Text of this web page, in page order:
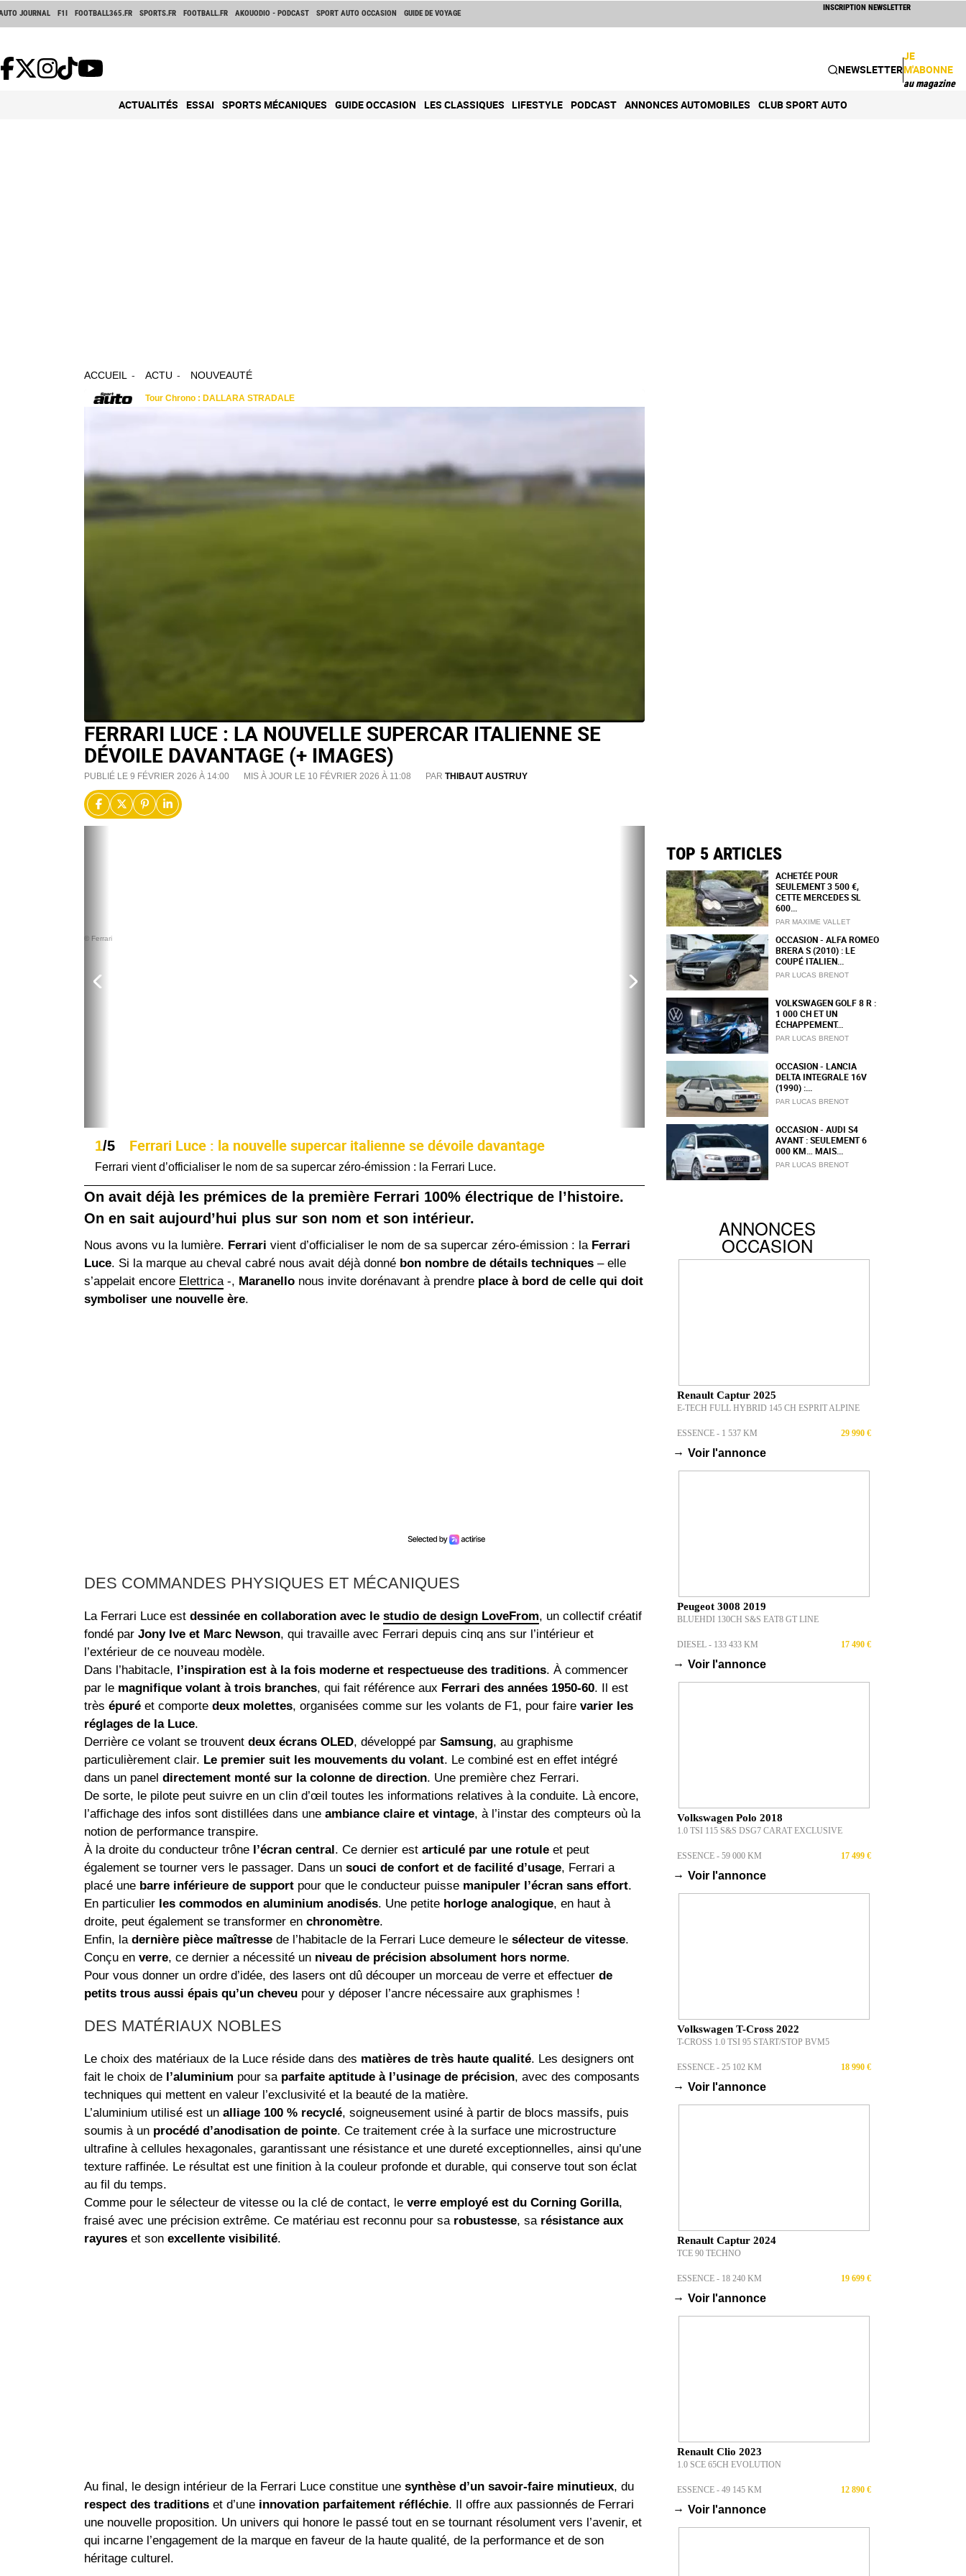
JOURNAL F1I FOOTBALL365.FR SPORTS.FR FOOTBALL.FR AKOUODIO - PODCAST SPORT AUTO OCCASION GUIDE DE VOYAGE
INSCRIPTION NEWSLETTER
NEWSLETTER
JE
M'ABONNE
au magazine
ACTUALITÉS ESSAI SPORTS MÉCANIQUES GUIDE OCCASION LES CLASSIQUES LIFESTYLE PODCAST ANNONCES AUTOMOBILES CLUB SPORT AUTO
ACCUEIL ACTU NOUVEAUTÉ
FERRARI LUCE : LA NOUVELLE SUPERCAR ITALIENNE SE
DÉVOILE DAVANTAGE (+ IMAGES)
PUBLIÉ LE 9 FÉVRIER 2026 À 14:00 MIS À JOUR LE 10 FÉVRIER 2026 À 11:08 PAR THIBAUT AUSTRUY
© Ferrari
1/5 Ferrari Luce : la nouvelle supercar italienne se dévoile davantage
Ferrari vient d’officialiser le nom de sa supercar zéro-émission : la Ferrari Luce.
On avait déjà les prémices de la première Ferrari 100% électrique de l’histoire.
On en sait aujourd’hui plus sur son nom et son intérieur.
Nous avons vu la lumière. Ferrari vient d’officialiser le nom de sa supercar zéro-émission : la Ferrari
Luce. Si la marque au cheval cabré nous avait déjà donné bon nombre de détails techniques – elle
s’appelait encore Elettrica -, Maranello nous invite dorénavant à prendre place à bord de celle qui doit
symboliser une nouvelle ère.
DES COMMANDES PHYSIQUES ET MÉCANIQUES
La Ferrari Luce est dessinée en collaboration avec le studio de design LoveFrom, un collectif créatif
fondé par Jony Ive et Marc Newson, qui travaille avec Ferrari depuis cinq ans sur l’intérieur et
l’extérieur de ce nouveau modèle.
Dans l’habitacle, l’inspiration est à la fois moderne et respectueuse des traditions. À commencer
par le magnifique volant à trois branches, qui fait référence aux Ferrari des années 1950-60. Il est
très épuré et comporte deux molettes, organisées comme sur les volants de F1, pour faire varier les
réglages de la Luce.
Derrière ce volant se trouvent deux écrans OLED, développé par Samsung, au graphisme
particulièrement clair. Le premier suit les mouvements du volant. Le combiné est en effet intégré
dans un panel directement monté sur la colonne de direction. Une première chez Ferrari.
De sorte, le pilote peut suivre en un clin d’œil toutes les informations relatives à la conduite. Là encore,
l’affichage des infos sont distillées dans une ambiance claire et vintage, à l’instar des compteurs où la
notion de performance transpire.
À la droite du conducteur trône l’écran central. Ce dernier est articulé par une rotule et peut
également se tourner vers le passager. Dans un souci de confort et de facilité d’usage, Ferrari a
placé une barre inférieure de support pour que le conducteur puisse manipuler l’écran sans effort.
En particulier les commodos en aluminium anodisés. Une petite horloge analogique, en haut à
droite, peut également se transformer en chronomètre.
Enfin, la dernière pièce maîtresse de l’habitacle de la Ferrari Luce demeure le sélecteur de vitesse.
Conçu en verre, ce dernier a nécessité un niveau de précision absolument hors norme.
Pour vous donner un ordre d’idée, des lasers ont dû découper un morceau de verre et effectuer de
petits trous aussi épais qu’un cheveu pour y déposer l’ancre nécessaire aux graphismes !
DES MATÉRIAUX NOBLES
Le choix des matériaux de la Luce réside dans des matières de très haute qualité. Les designers ont
fait le choix de l’aluminium pour sa parfaite aptitude à l’usinage de précision, avec des composants
techniques qui mettent en valeur l’exclusivité et la beauté de la matière.
L’aluminium utilisé est un alliage 100 % recyclé, soigneusement usiné à partir de blocs massifs, puis
soumis à un procédé d’anodisation de pointe. Ce traitement crée à la surface une microstructure
ultrafine à cellules hexagonales, garantissant une résistance et une dureté exceptionnelles, ainsi qu’une
texture raffinée. Le résultat est une finition à la couleur profonde et durable, qui conserve tout son éclat
au fil du temps.
Comme pour le sélecteur de vitesse ou la clé de contact, le verre employé est du Corning Gorilla,
fraisé avec une précision extrême. Ce matériau est reconnu pour sa robustesse, sa résistance aux
rayures et son excellente visibilité.
Au final, le design intérieur de la Ferrari Luce constitue une synthèse d’un savoir-faire minutieux, du
respect des traditions et d’une innovation parfaitement réfléchie. Il offre aux passionnés de Ferrari
une nouvelle proposition. Un univers qui honore le passé tout en se tournant résolument vers l’avenir, et
qui incarne l’engagement de la marque en faveur de la haute qualité, de la performance et de son
héritage culturel.
TOP 5 ARTICLES
ACHETÉE POUR
SEULEMENT 3 500 €,
CETTE MERCEDES SL
600...
PAR MAXIME VALLET
OCCASION - ALFA ROMEO
BRERA S (2010) : LE
COUPÉ ITALIEN...
PAR LUCAS BRENOT
VOLKSWAGEN GOLF 8 R :
1 000 CH ET UN
ÉCHAPPEMENT...
PAR LUCAS BRENOT
OCCASION - LANCIA
DELTA INTEGRALE 16V
(1990) :...
PAR LUCAS BRENOT
OCCASION - AUDI S4
AVANT : SEULEMENT 6
000 KM… MAIS...
PAR LUCAS BRENOT
ANNONCES
OCCASION
Renault Captur 2025
E-TECH FULL HYBRID 145 CH ESPRIT ALPINE
ESSENCE - 1 537 KM 29 990 €
→ Voir l'annonce
Peugeot 3008 2019
BLUEHDI 130CH S&S EAT8 GT LINE
DIESEL - 133 433 KM 17 490 €
→ Voir l'annonce
Volkswagen Polo 2018
1.0 TSI 115 S&S DSG7 CARAT EXCLUSIVE
ESSENCE - 59 000 KM 17 499 €
→ Voir l'annonce
Volkswagen T-Cross 2022
T-CROSS 1.0 TSI 95 START/STOP BVM5
ESSENCE - 25 102 KM 18 990 €
→ Voir l'annonce
Renault Captur 2024
TCE 90 TECHNO
ESSENCE - 18 240 KM 19 699 €
→ Voir l'annonce
Renault Clio 2023
1.0 SCE 65CH EVOLUTION
ESSENCE - 49 145 KM 12 890 €
→ Voir l'annonce